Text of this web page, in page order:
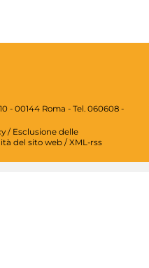
- 00144 Roma - Tel. 060608 -
/ Esclusione delle
del sito web / XML-rss